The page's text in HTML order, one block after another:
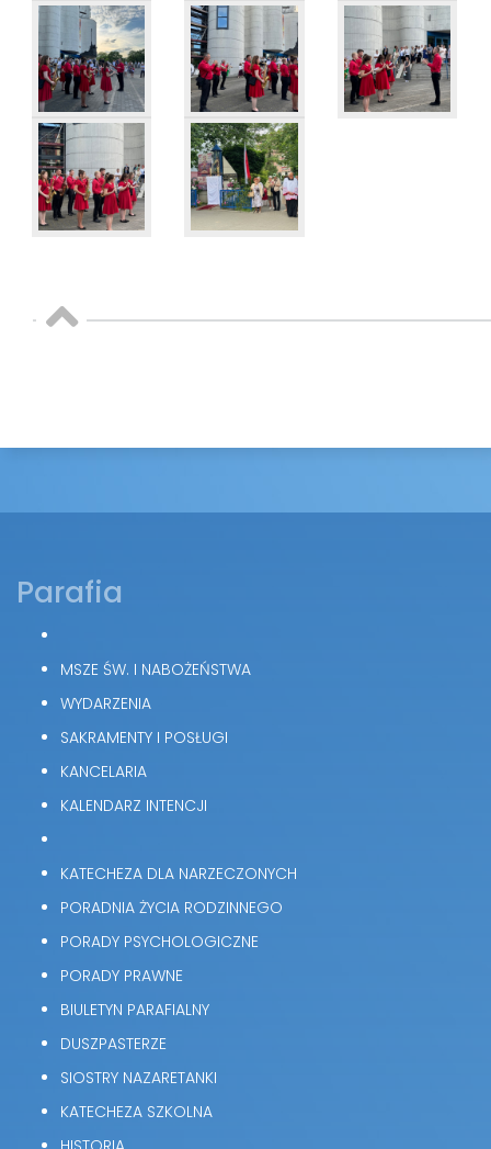
Parafia
MSZE ŚW. I NABOŻEŃSTWA
WYDARZENIA
SAKRAMENTY I POSŁUGI
KANCELARIA
KALENDARZ INTENCJI
KATECHEZA DLA NARZECZONYCH
PORADNIA ŻYCIA RODZINNEGO
PORADY PSYCHOLOGICZNE
PORADY PRAWNE
BIULETYN PARAFIALNY
DUSZPASTERZE
SIOSTRY NAZARETANKI
KATECHEZA SZKOLNA